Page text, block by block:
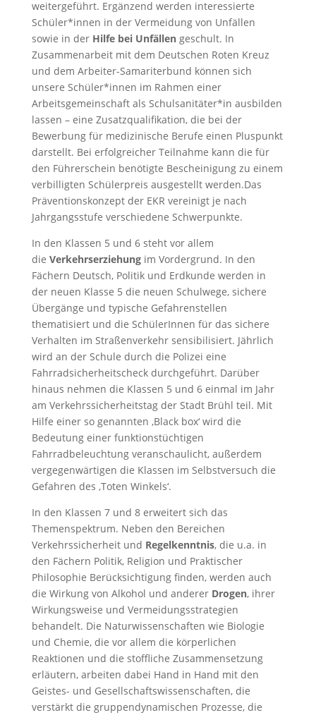
weitergeführt. Ergänzend werden interessierte
Schüler*innen in der Vermeidung von Unfällen
sowie in der Hilfe bei Unfällen geschult. In
Zusammenarbeit mit dem Deutschen Roten Kreuz
und dem Arbeiter-Samariterbund können sich
unsere Schüler*innen im Rahmen einer
Arbeitsgemeinschaft als Schulsanitäter*in ausbilden
lassen – eine Zusatzqualifikation, die bei der
Bewerbung für medizinische Berufe einen Pluspunkt
darstellt. Bei erfolgreicher Teilnahme kann die für
den Führerschein benötigte Bescheinigung zu einem
verbilligten Schülerpreis ausgestellt werden.Das
Präventionskonzept der EKR vereinigt je nach
Jahrgangsstufe verschiedene Schwerpunkte.
In den Klassen 5 und 6 steht vor allem
die Verkehrserziehung im Vordergrund. In den
Fächern Deutsch, Politik und Erdkunde werden in
der neuen Klasse 5 die neuen Schulwege, sichere
Übergänge und typische Gefahrenstellen
thematisiert und die SchülerInnen für das sichere
Verhalten im Straßenverkehr sensibilisiert. Jährlich
wird an der Schule durch die Polizei eine
Fahrradsicherheitscheck durchgeführt. Darüber
hinaus nehmen die Klassen 5 und 6 einmal im Jahr
am Verkehrssicherheitstag der Stadt Brühl teil. Mit
Hilfe einer so genannten ‚Black box‘ wird die
Bedeutung einer funktionstüchtigen
Fahrradbeleuchtung veranschaulicht, außerdem
vergegenwärtigen die Klassen im Selbstversuch die
Gefahren des ‚Toten Winkels‘.
In den Klassen 7 und 8 erweitert sich das
Themenspektrum. Neben den Bereichen
Verkehrssicherheit und Regelkenntnis, die u.a. in
den Fächern Politik, Religion und Praktischer
Philosophie Berücksichtigung finden, werden auch
die Wirkung von Alkohol und anderer Drogen, ihrer
Wirkungsweise und Vermeidungsstrategien
behandelt. Die Naturwissenschaften wie Biologie
und Chemie, die vor allem die körperlichen
Reaktionen und die stoffliche Zusammensetzung
erläutern, arbeiten dabei Hand in Hand mit den
Geistes- und Gesellschaftswissenschaften, die
verstärkt die gruppendynamischen Prozesse, die